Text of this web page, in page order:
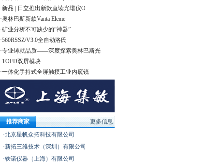
·新品 | 日立推出新款直读光谱仪O
·奥林巴斯新款Vanta Eleme
·矿业分析不可缺少的“神器”
·560RSSZ/V3.0全自动洛氏
·专业铸就品质——深度探索奥林巴斯光
·TOFD双屏模块
·一体化手持式全屏触摸工业内窥镜
推荐商家
更多信息
·北京星帆众拓科技有限公司
·新拓三维技术（深圳）有限公司
·轶诺仪器（上海）有限公司